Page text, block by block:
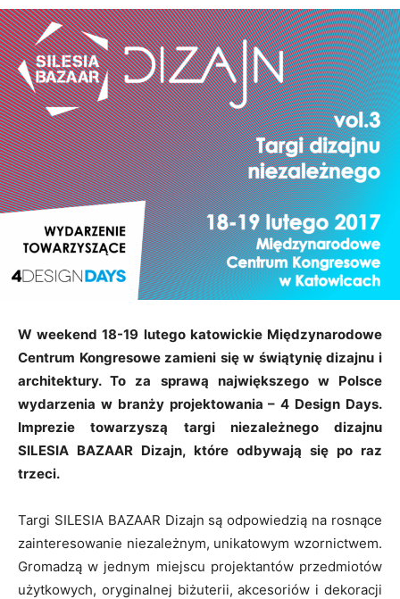
W weekend 18-19 lutego katowickie Międzynarodowe
Centrum Kongresowe zamieni się w świątynię dizajnu i
architektury. To za sprawą największego w Polsce
wydarzenia w branży projektowania – 4 Design Days.
Imprezie towarzyszą targi niezależnego dizajnu
SILESIA BAZAAR Dizajn, które odbywają się po raz
trzeci.
Targi SILESIA BAZAAR Dizajn są odpowiedzią na rosnące
zainteresowanie niezależnym, unikatowym wzornictwem.
Gromadzą w jednym miejscu projektantów przedmiotów
użytkowych, oryginalnej biżuterii, akcesoriów i dekoracji